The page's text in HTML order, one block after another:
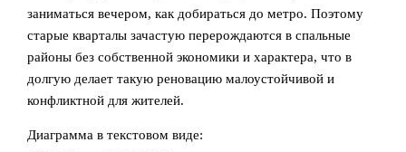
заниматься вечером, как добираться до метро. Поэтому
старые кварталы зачастую перерождаются в спальные
районы без собственной экономики и характера, что в
долгую делает такую реновацию малоустойчивой и
конфликтной для жителей.
Диаграмма в текстовом виде: